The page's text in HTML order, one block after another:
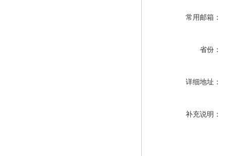
常用邮箱：
省份：
详细地址：
补充说明：